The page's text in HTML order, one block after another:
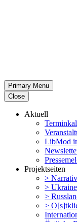
Primary Menu
Close
Aktuell
LibMod
Projekt­seiten
>
>
>
>